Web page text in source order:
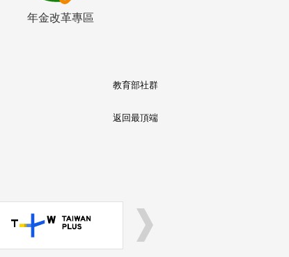
年金改革專區
教育部社群
返回最頂端